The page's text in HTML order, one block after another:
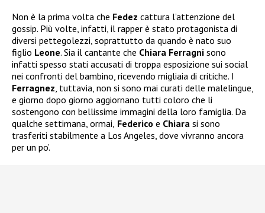
Non è la prima volta che Fedez cattura l’attenzione del
gossip. Più volte, infatti, il rapper è stato protagonista di
diversi pettegolezzi, soprattutto da quando è nato suo
figlio Leone. Sia il cantante che Chiara Ferragni sono
infatti spesso stati accusati di troppa esposizione sui social
nei confronti del bambino, ricevendo migliaia di critiche. I
Ferragnez, tuttavia, non si sono mai curati delle malelingue,
e giorno dopo giorno aggiornano tutti coloro che li
sostengono con bellissime immagini della loro famiglia. Da
qualche settimana, ormai, Federico e Chiara si sono
trasferiti stabilmente a Los Angeles, dove vivranno ancora
per un po’.